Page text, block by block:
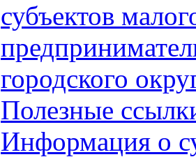
субъектов
городского
Полезные
Информация о